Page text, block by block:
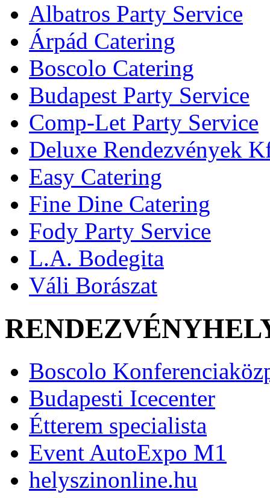
Albatros Party Service
Árpád Catering
Boscolo Catering
Budapest Party Service
Comp-Let Party Service
Deluxe Rendezvények
Easy Catering
Fine Dine Catering
Fody Party Service
L.A. Bodegita
Váli Borászat
Boscolo
Budapesti Icecenter
Étterem specialista
Event AutoExpo M1
helyszinonline.hu